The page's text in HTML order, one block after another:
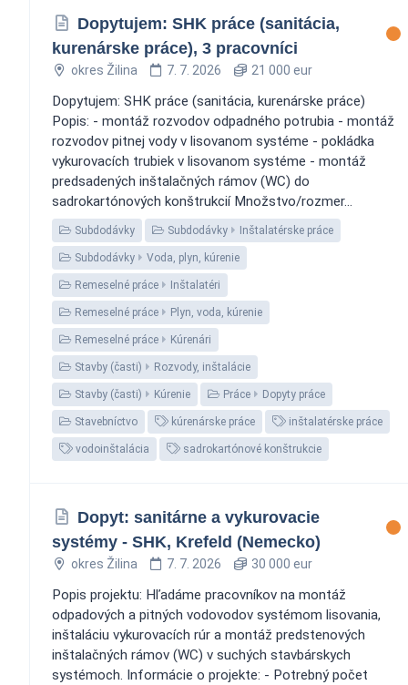
Dopytujem: SHK práce (sanitácia,
kurenárske práce), 3 pracovníci
okres Žilina 7. 7. 2026 21 000 eur
Dopytujem: SHK práce (sanitácia, kurenárske práce)
Popis: - montáž rozvodov odpadného potrubia - montáž
rozvodov pitnej vody v lisovanom systéme - pokládka
vykurovacích trubiek v lisovanom systéme - montáž
predsadených inštalačných rámov (WC) do
sadrokartónových konštrukcií Množstvo/rozmer...
Subdodávky Subdodávky Inštalatérske práce
Subdodávky Voda, plyn, kúrenie
Remeselné práce Inštalatéri
Remeselné práce Plyn, voda, kúrenie
Remeselné práce Kúrenári
Stavby (časti) Rozvody, inštalácie
Stavby (časti) Kúrenie Práce Dopyty práce
Stavebníctvo kúrenárske práce inštalatérske práce
vodoinštalácia sadrokartónové konštrukcie
Dopyt: sanitárne a vykurovacie
systémy - SHK, Krefeld (Nemecko)
okres Žilina 7. 7. 2026 30 000 eur
Popis projektu: Hľadáme pracovníkov na montáž
odpadových a pitných vodovodov systémom lisovania,
inštaláciu vykurovacích rúr a montáž predstenových
inštalačných rámov (WC) v suchých stavbárskych
systémoch. Informácie o projekte: - Potrebný počet